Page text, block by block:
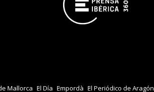
Mallorca El Día Empordà El Periódico de Aragón